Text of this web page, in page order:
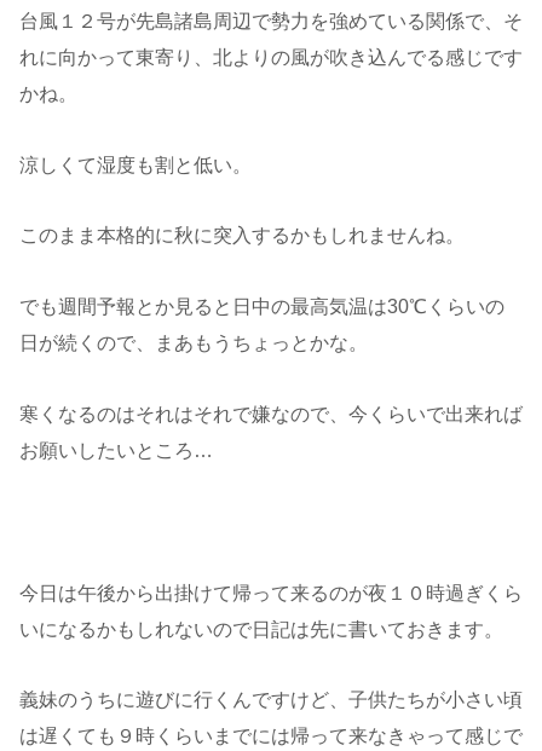
台風１２号が先島諸島周辺で勢力を強めている関係で、そ
れに向かって東寄り、北よりの風が吹き込んでる感じです
かね。
涼しくて湿度も割と低い。
このまま本格的に秋に突入するかもしれませんね。
でも週間予報とか見ると日中の最高気温は30℃くらいの
日が続くので、まあもうちょっとかな。
寒くなるのはそれはそれで嫌なので、今くらいで出来れば
お願いしたいところ…
今日は午後から出掛けて帰って来るのが夜１０時過ぎくら
いになるかもしれないので日記は先に書いておきます。
義妹のうちに遊びに行くんですけど、子供たちが小さい頃
は遅くても９時くらいまでには帰って来なきゃって感じで